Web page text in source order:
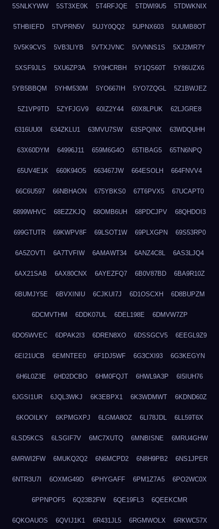
5SNLKYWW 5ST3XE0K 5T4RFJQE 5TDWI9U5 5TDWKNIX
5THBIEFD 5TVPRN5V 5UJY0QQ2 5UPNX603 5UUMB8OT
5V5K9CVS 5VB3LIYB 5VTXJVNC 5VVNNS1S 5XJ2MR7Y
5XSF9JLS 5XU6ZP3A 5Y0HCRBH 5Y1QS60T 5Y86UZX6
5YB5BBQM 5YHM530M 5YO667IH 5YO7ZQGL 5Z1BWJEZ
5Z1VP9TD 5ZYFJGV9 60IZ2Y44 60X8LPUK 62LJGRE8
6316UU0I 634ZKLU1 63MVU7SW 63SPQINX 63WDQUHH
63X60DYM 64996J11 659M6G4O 65TIBAG5 65TN6NPQ
65UV4E1K 660K94O5 663467JW 664ESOLH 664FNVV4
66C6U597 66NBHAON 675YBKS0 67T6PVX5 67UCAPT0
6899WHVC 68EZZKJQ 68OMB6UH 68PDCJPV 68QHDOI3
699GTUTR 69KWPV8F 69LSOT1W 69PLXGPN 69S53RP0
6A5ZOVTI 6A7TVFIW 6AMAWT34 6ANZ4C8L 6AS3LJQ4
6AX21SAB 6AX80CNX 6AYEZFQ7 6B0V87BD 6BA9R10Z
6BUMJY5E 6BVXINIU 6CJKUI7J 6D1OSCXH 6D8BUPZM
6DCMVTHM 6DDK07UL 6DEL198E 6DMVW7ZP
6DO5WVEC 6DPAK2I3 6DREN8XO 6DSSGCV5 6EEGL9Z9
6EI21UCB 6EMNTEE0 6F1DJ5WF 6G3CXI93 6G3KEGYN
6H6L0Z3E 6HD2DCBO 6HM0FQJT 6HWL9A3P 6I5IUH76
6JGSI1UR 6JQL3WKJ 6K3EBPX1 6K3WDMWT 6KDND60Z
6KOOILKY 6KPMGXPJ 6LGMA8OZ 6LI78JDL 6LL59T6X
6LSD5KCS 6LSGIF7V 6MC7XUTQ 6MNBISNE 6MRU4GHW
6MRWI2FW 6MUKQ2Q2 6N6MCPD2 6N8H9PB2 6NS1JPER
6NTR3U7I 6OXMG49D 6PHYGAFF 6PM1Z7A5 6PO2WC0X
6PPNPOF5 6Q23B2FW 6QE19FL3 6QEEKCMR
6QKOAUOS 6QVIJ1K1 6R431JL5 6RGMWOLX 6RKWC57X